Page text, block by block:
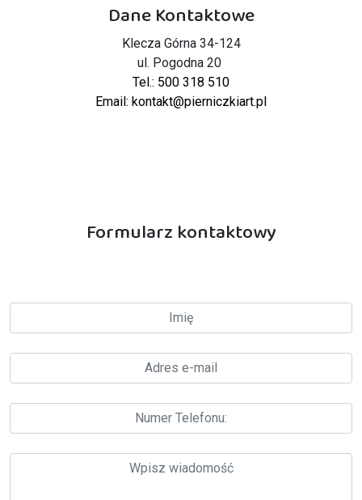
Dane Kontaktowe
Klecza Górna 34-124
ul. Pogodna 20
Tel.: 500 318 510
Email: kontakt@pierniczkiart.pl
Formularz kontaktowy